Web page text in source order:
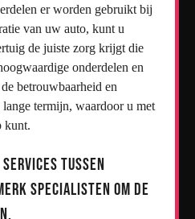
er worden gebruikt bij
van uw auto, kunt u
de juiste zorg krijgt die
onderdelen en
betrouwbaarheid en
termijn, waardoor u met
kunt.
tussen
specialisten om de